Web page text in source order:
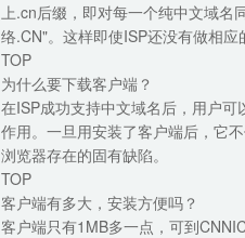
上.cn后缀，即对每一个纯中文域名
络.CN"。这样即使ISP还没有做相
TOP
为什么要下载客户端？
在ISP成功支持中文域名后，用户
作用。一旦用安装了客户端后，它
浏览器存在的固有缺陷。
TOP
客户端有多大，安装方便吗？
客户端只有1MB多一点，可到